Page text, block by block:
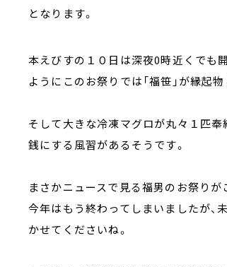
となります。
本えびすの１０日は深夜0時近くでも
ようにこのお祭りでは「福笹」が縁起
そして大きな冷凍マグロが丸々１匹
銭にする風習があるそうです。
まさかニュースで見る福男のお祭り
今年はもう終わってしまいましたが、
かせてくださいね。